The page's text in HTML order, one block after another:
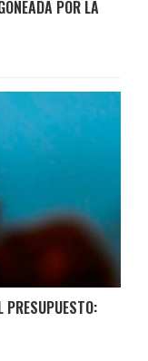
POR LA
PRESUPUESTO: